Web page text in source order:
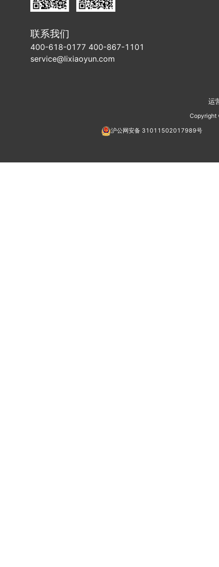
联系我们
400-618-0177 400-867-1101
service@lixiaoyun.com
运
沪公网安备 31011502017989号